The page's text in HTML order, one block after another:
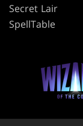
Secret Lair
SpellTable